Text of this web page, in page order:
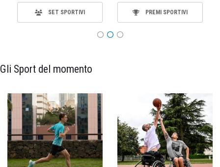
SET SPORTIVI PREMI SPORTIVI
Gli Sport del momento